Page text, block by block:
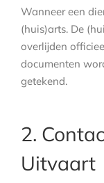
Wanneer een
(huis)arts. De
overlijden
documenten
getekend.
2.
Uitvaart